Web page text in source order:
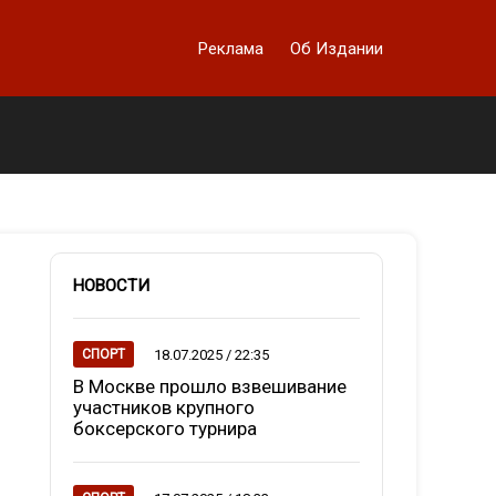
Реклама Об Издании
НОВОСТИ
СПОРТ 18.07.2025 / 22:35
В Москве прошло взвешивание
участников крупного
боксерского турнира